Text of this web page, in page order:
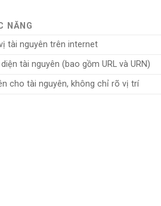
NĂNG
tài nguyên trên internet
diện tài nguyên (bao gồm URL và URN)
cho tài nguyên, không chỉ rõ vị trí